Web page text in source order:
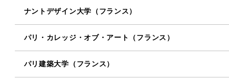
ナントデザイン大学（フランス）
パリ・カレッジ・オブ・アート（フランス）
パリ建築大学（フランス）